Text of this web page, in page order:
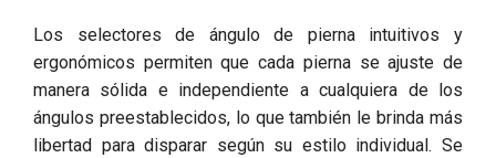
Los selectores de ángulo de pierna intuitivos y
ergonómicos permiten que cada pierna se ajuste de
manera sólida e independiente a cualquiera de los
ángulos preestablecidos, lo que también le brinda más
libertad para disparar según su estilo individual. Se